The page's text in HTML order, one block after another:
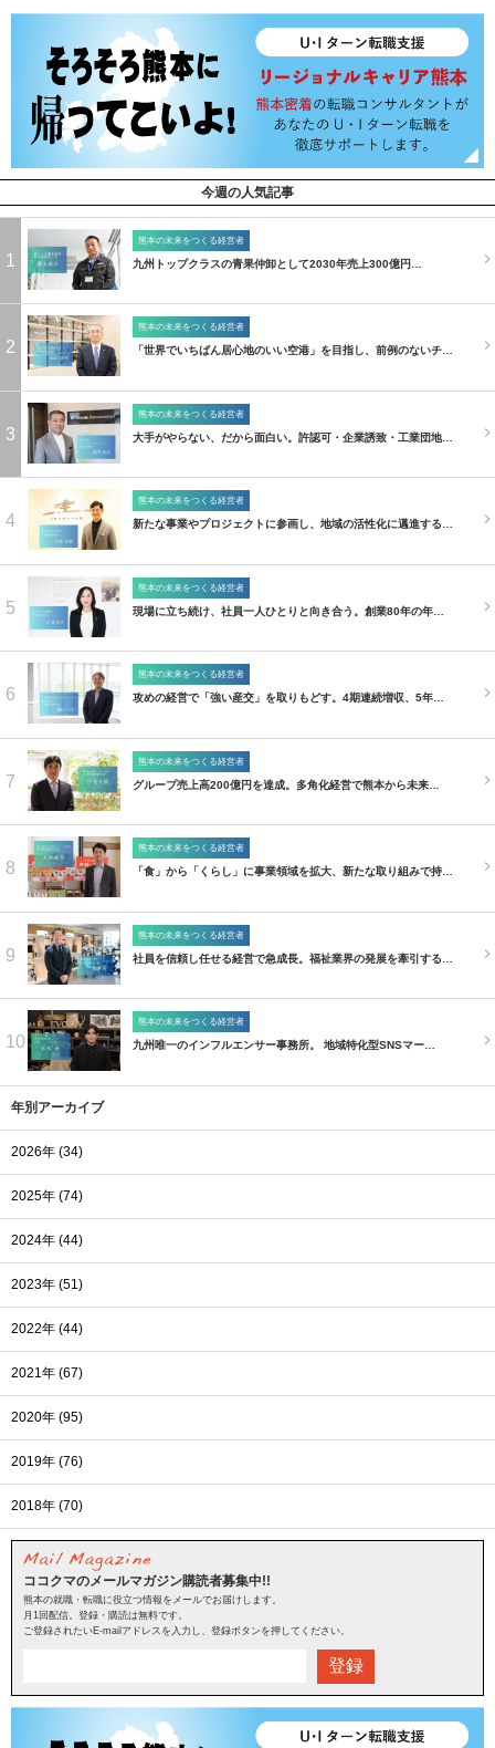
今週の人気記事
1
熊本の未来をつくる経営者
九州トップクラスの青果仲卸として2030年売上300億円…
2
熊本の未来をつくる経営者
「世界でいちばん居心地のいい空港」を目指し、前例のないチ…
3
熊本の未来をつくる経営者
大手がやらない、だから面白い。許認可・企業誘致・工業団地…
4
熊本の未来をつくる経営者
新たな事業やプロジェクトに参画し、地域の活性化に邁進する…
5
熊本の未来をつくる経営者
現場に立ち続け、社員一人ひとりと向き合う。創業80年の年…
6
熊本の未来をつくる経営者
攻めの経営で「強い産交」を取りもどす。4期連続増収、5年…
7
熊本の未来をつくる経営者
グループ売上高200億円を達成。多角化経営で熊本から未来…
8
熊本の未来をつくる経営者
「食」から「くらし」に事業領域を拡大、新たな取り組みで持…
9
熊本の未来をつくる経営者
社員を信頼し任せる経営で急成長。福祉業界の発展を牽引する…
10
熊本の未来をつくる経営者
九州唯一のインフルエンサー事務所。 地域特化型SNSマー…
年別アーカイブ
2026年 (34)
2025年 (74)
2024年 (44)
2023年 (51)
2022年 (44)
2021年 (67)
2020年 (95)
2019年 (76)
2018年 (70)
ココクマのメールマガジン購読者募集中!!
熊本の就職・転職に役立つ情報をメールでお届けします。
月1回配信。登録・購読は無料です。
ご登録されたいE-mailアドレスを入力し、登録ボタンを押してください。
登録